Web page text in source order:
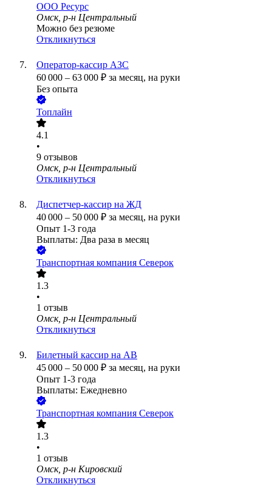
ООО Ресурс
Омск, р-н Центральный
Можно без резюме
Откликнуться
Оператор-кассир АЗС
60 000 – 63 000 ₽ за месяц, на руки
Без опыта
Топлайн
4.1
•
9 отзывов
Омск, р-н Центральный
Откликнуться
Диспетчер-кассир на ЖД
40 000 – 50 000 ₽ за месяц, на руки
Опыт 1-3 года
Выплаты: Два раза в месяц
Транспортная компания Северок
1.3
•
1 отзыв
Омск, р-н Центральный
Откликнуться
Билетный кассир на АВ
45 000 – 50 000 ₽ за месяц, на руки
Опыт 1-3 года
Выплаты: Ежедневно
Транспортная компания Северок
1.3
•
1 отзыв
Омск, р-н Кировский
Откликнуться